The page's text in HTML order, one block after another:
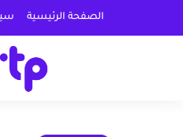
الصفحة الرئيسية